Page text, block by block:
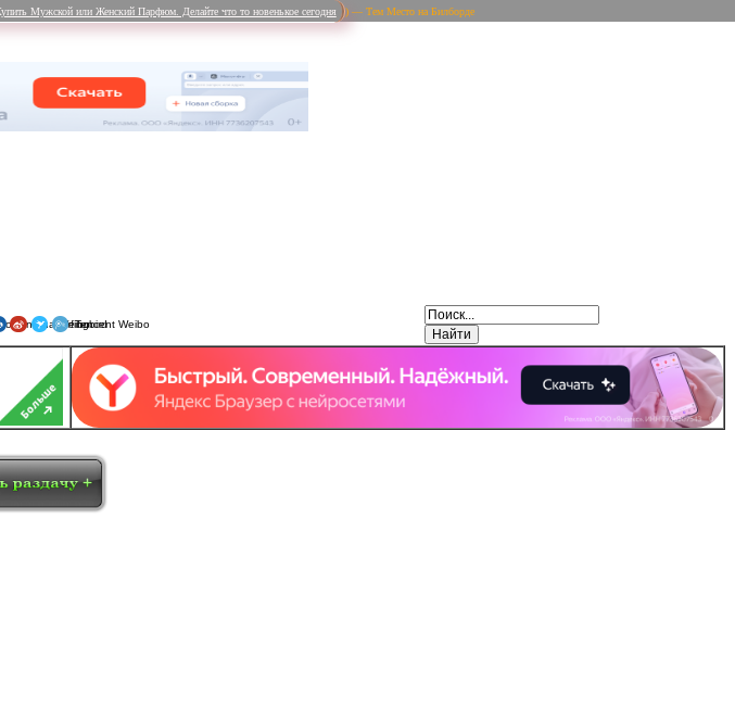
Мужской или Женский Парфюм. Делайте что то новенькое сегодня ) — Тем Место на Билборде
Delicious
Diggreddit PocketQzoneRenrenSina Weibo
Surfingbird
Tencent Weibo